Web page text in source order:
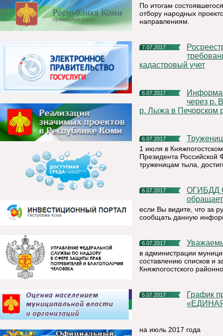
По итогам
отбору народных
направлениям.
7.07.2017
Росреестр информирует, что с 1 июля действуют новые
кадастровый учет
6.07.2017
Информация об открытии движения по наплавным мостам
через р.
р. Лыжа в Печорском
6.07.2017
1 июля в
Президента
труженицам тыла,
6.07.2017
ОГИБДД ОМВД России по Княжпогостскому району
если Вы видите, что за
сообщать данную
6.07.2017
в администрации
составлению списков и
Княжпогостского
5.07.2017
График приема граждан депутатской группой Партии
на июль 2017 года